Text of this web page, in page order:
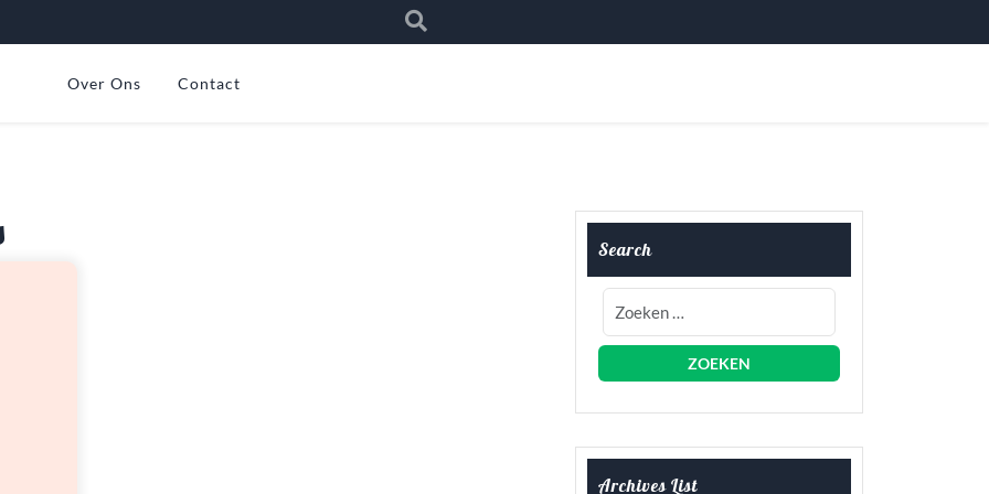
Over Ons Contact
Search
Archives List